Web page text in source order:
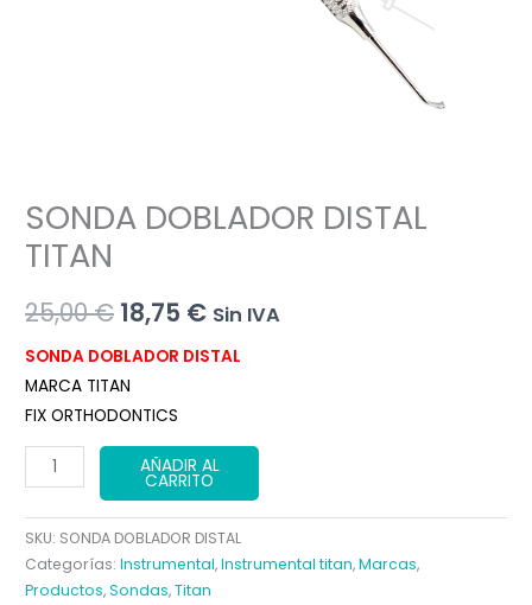
SONDA DOBLADOR DISTAL
TITAN
25,00€ El
precio
original
era:
25,00 €.
18,75 €El
precio
es:
18,75 €.
Sin IVA
SONDA DOBLADOR DISTAL
MARCA TITAN
FIX ORTHODONTICS
SONDA
DOBLADOR
DISTAL
TITAN
cantidad
AÑADIR AL
CARRITO
SKU: SONDA DOBLADOR DISTAL
Categorías:Instrumental,Instrumental titan,Marcas,
Productos,Sondas,Titan